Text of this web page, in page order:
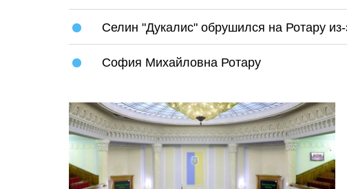
Селин "Дукалис" обрушился на Ротару
София Михайловна Ротару